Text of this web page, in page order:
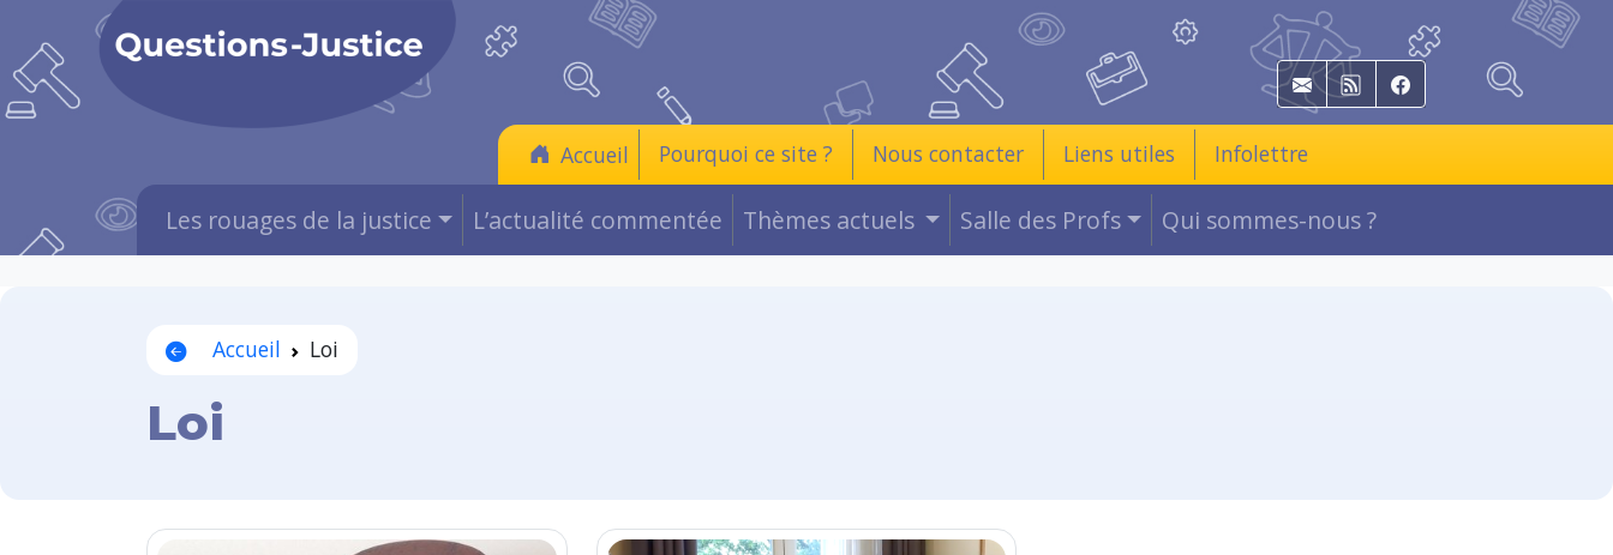
E-mail RSS Facebook
Accueil Pourquoi ce site ? Nous contacter Liens utiles Infolettre
Les rouages de la justice L’actualité commentée Thèmes actuels Salle des Profs Qui sommes-nous ?
Accueil Loi
Loi